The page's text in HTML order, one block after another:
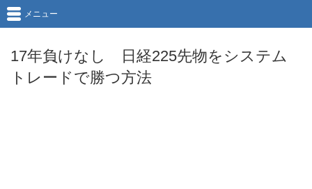
17年負けなし 日経225先物をシステム
トレードで勝つ方法
メニュー